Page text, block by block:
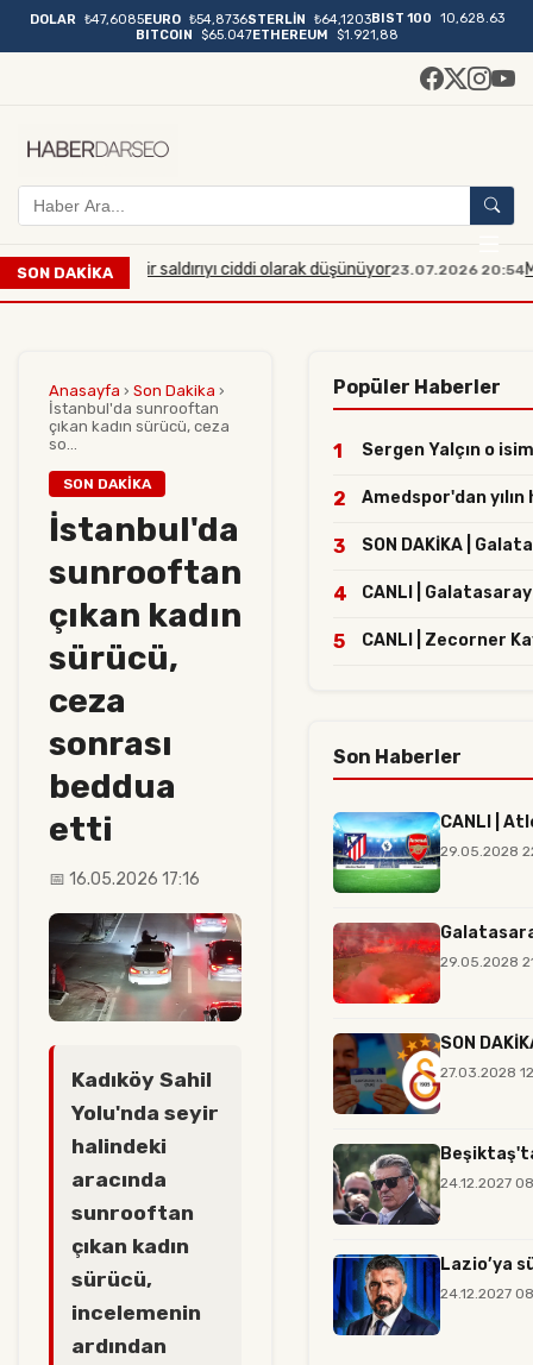
DOLAR ₺47,6085EURO ₺54,8736STERLİN ₺64,1203BIST 100
10,628.63
BITCOIN
$65.047ETHEREUM $1.921,88
SON DAKİKA
çaplı bir saldırıyı ciddi olarak düşünüyor23.07.2026 20:54Manisa'da
Anasayfa › Son Dakika ›
İstanbul'da sunrooftan
çıkan kadın sürücü, ceza
so...
SON DAKIKA
İstanbul'da
sunrooftan
çıkan kadın
sürücü,
ceza
sonrası
beddua
etti
📅 16.05.2026 17:16
Kadıköy Sahil
Yolu'nda seyir
halindeki
aracında
sunrooftan
çıkan kadın
sürücü,
incelemenin
ardından
Popüler Haberler
1 Sergen Yalçın o
2 Amedspor'dan
3 SON DAKİKA |
4 CANLI |
5 CANLI | Zecorner
Son Haberler
CANLI |
29.05.2028
29.05.2028
SON
27.03.2028
24.12.2027
Lazio’ya
24.12.2027